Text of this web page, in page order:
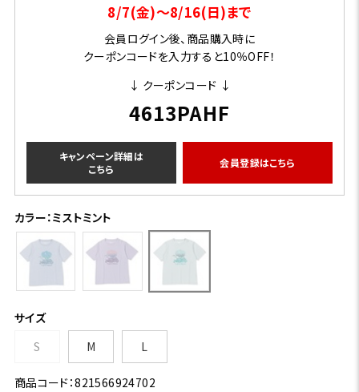
8/7(金)～8/16(日)まで
会員ログイン後、商品購入時に
クーポンコードを入力すると10％OFF！
↓ クーポンコード ↓
4613PAHF
キャンペーン詳細は
こちら
会員登録はこちら
カラー：ミストミント
サイズ
S
M L
商品コード：821566924702